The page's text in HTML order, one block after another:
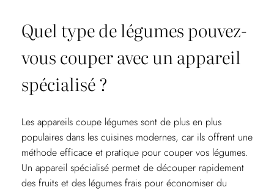
Quel type de légumes pouvez-
vous couper avec un appareil
spécialisé ?
Les appareils coupe légumes sont de plus en plus
populaires dans les cuisines modernes, car ils offrent une
méthode efficace et pratique pour couper vos légumes.
Un appareil spécialisé permet de découper rapidement
des fruits et des légumes frais pour économiser du